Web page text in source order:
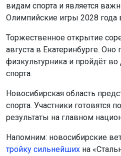
видам спорта и является
Олимпийские игры 2028
Торжественное открытие
августа в Екатеринбурге.
физкультурника и пройдёт
спорта.
Новосибирская область
спорта. Участники готовятся
результаты на главном
Напомним: новосибирские
тройку сильнейших на